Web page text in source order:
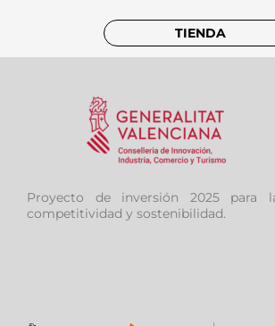
TIENDA
Proyecto de inversión 2025 para
competitividad y sostenibilidad.